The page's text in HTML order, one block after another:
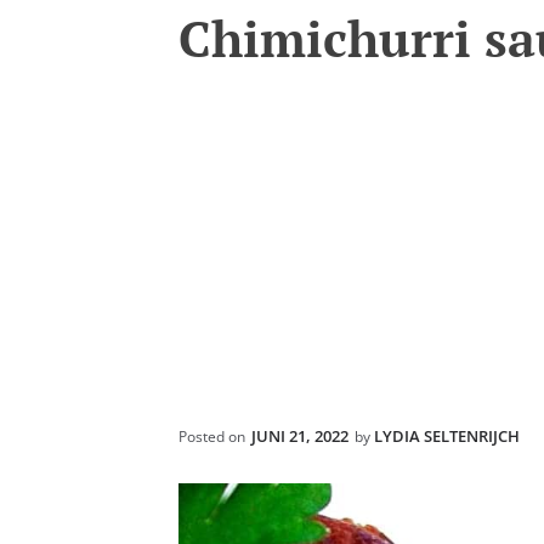
Chimichurri
Posted on JUNI 21, 2022 by LYDIA SELTENRIJCH